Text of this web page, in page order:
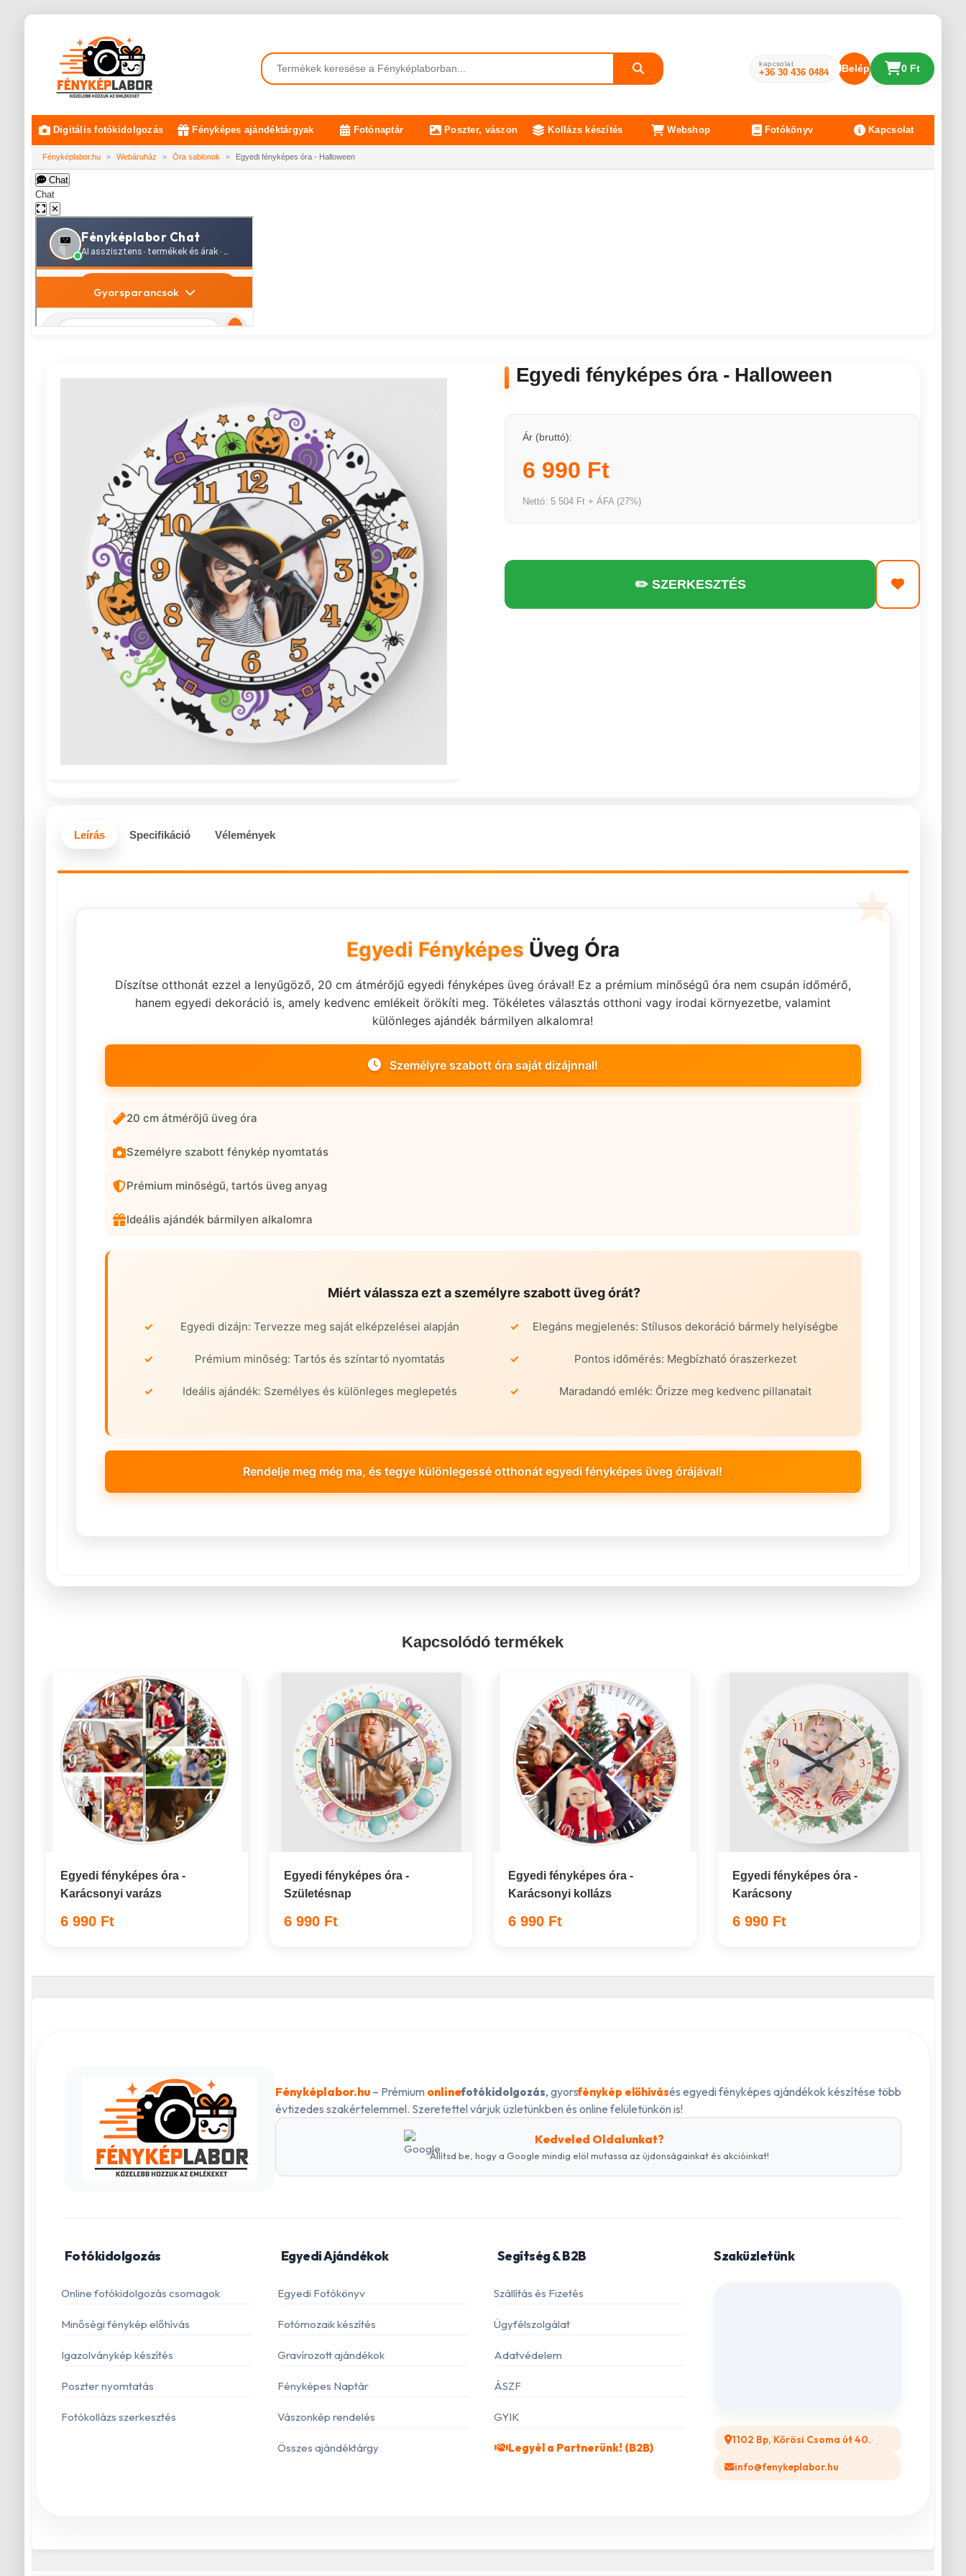
kapcsolat
+36 30 436 0484 Belépés 0 Ft
Digitális fotókidolgozás Fényképes ajándéktárgyak Fotónaptár Poszter, vászon Kollázs készítés Webshop Fotókönyv Kapcsolat
Fényképlabor.hu » Webáruház » Óra sablonok » Egyedi fényképes óra - Halloween
Chat
Chat
✕
Egyedi fényképes óra - Halloween
Ár (bruttó):
6 990 Ft
Nettó: 5 504 Ft + ÁFA (27%)
✏️ SZERKESZTÉS
Leírás Specifikáció Vélemények
Egyedi Fényképes Üveg Óra
Díszítse otthonát ezzel a lenyűgöző, 20 cm átmérőjű egyedi fényképes üveg órával! Ez a prémium minőségű óra nem csupán időmérő,
hanem egyedi dekoráció is, amely kedvenc emlékeit örökíti meg. Tökéletes választás otthoni vagy irodai környezetbe, valamint
különleges ajándék bármilyen alkalomra!
Személyre szabott óra saját dizájnnal!
20 cm átmérőjű üveg óra
Személyre szabott fénykép nyomtatás
Prémium minőségű, tartós üveg anyag
Ideális ajándék bármilyen alkalomra
Miért válassza ezt a személyre szabott üveg órát?
Egyedi dizájn: Tervezze meg saját elképzelései alapján Elegáns megjelenés: Stílusos dekoráció bármely helyiségbe
Prémium minőség: Tartós és színtartó nyomtatás Pontos időmérés: Megbízható óraszerkezet
Ideális ajándék: Személyes és különleges meglepetés Maradandó emlék: Őrizze meg kedvenc pillanatait
Rendelje meg még ma, és tegye különlegessé otthonát egyedi fényképes üveg órájával!
Kapcsolódó termékek
Egyedi fényképes óra -
Karácsonyi varázs
6 990 Ft
Egyedi fényképes óra -
Születésnap
6 990 Ft
Egyedi fényképes óra -
Karácsonyi kollázs
6 990 Ft
Egyedi fényképes óra -
Karácsony
6 990 Ft
Fényképlabor.hu– Prémium onlinefotókidolgozás, gyorsfénykép előhívásés egyedi fényképes ajándékok készítése több
évtizedes szakértelemmel. Szeretettel várjuk üzletünkben és online felületünkön is!
Kedveled Oldalunkat?
Állítsd be, hogy a Google mindig elöl mutassa az újdonságainkat és akcióinkat!
Fotókidolgozás
Online fotókidolgozás csomagok
Minőségi fénykép előhívás
Igazolványkép készítés
Poszter nyomtatás
Fotókollázs szerkesztés
Egyedi Ajándékok
Egyedi Fotókönyv
Fotómozaik készítés
Gravírozott ajándékok
Fényképes Naptár
Vászonkép rendelés
Összes ajándéktárgy
Segítség & B2B
Szállítás és Fizetés
Ügyfélszolgálat
Adatvédelem
ÁSZF
GYIK
Legyél a Partnerünk! (B2B)
Szaküzletünk
1102 Bp, Kőrösi Csoma út 40.
info@fenykeplabor.hu